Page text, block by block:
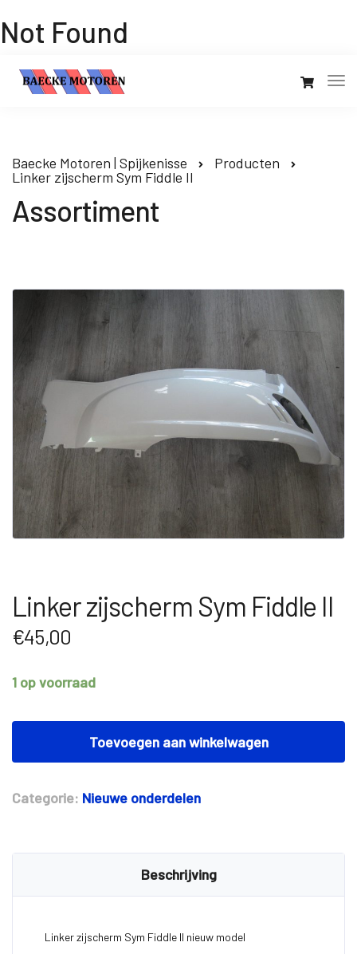
Not Found
Baecke Motoren | Spijkenisse
Producten
Linker zijscherm Sym Fiddle II
Assortiment
Linker zijscherm Sym Fiddle II
€45,00
1 op voorraad
Linker
Sym
aantal
Toevoegen aan winkelwagen
Categorie: Nieuwe onderdelen
Beschrijving
Linker zijscherm Sym Fiddle II nieuw model